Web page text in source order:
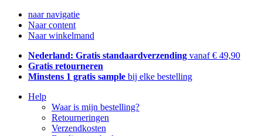
naar navigatie
Naar content
Naar winkelmand
Nederland: Gratis standaardverzending vanaf € 49,90
Gratis retourneren
Minstens 1 gratis sample bij elke bestelling
Help
Waar is mijn bestelling?
Retourneringen
Verzendkosten